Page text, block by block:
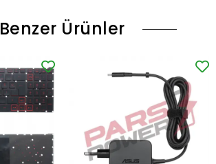
Benzer Ürünler